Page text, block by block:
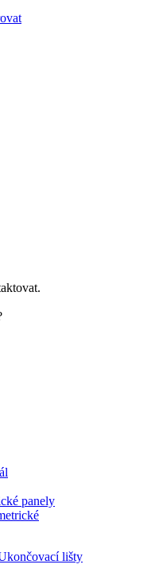
panely
lišty